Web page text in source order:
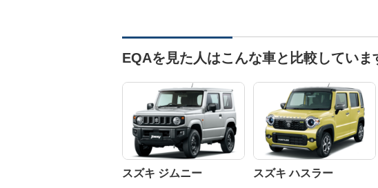
EQAを見た人はこんな車と比較していま
スズキ ジムニー スズキ ハスラー